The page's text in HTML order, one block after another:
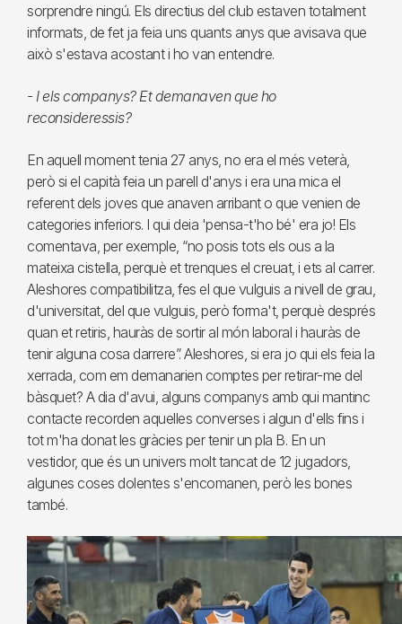
sorprendre ningú. Els directius del club estaven totalment
informats, de fet ja feia uns quants anys que avisava que
això s'estava acostant i ho van entendre.
- I els companys? Et demanaven que ho
reconsideressis?
En aquell moment tenia 27 anys, no era el més veterà,
però si el capità feia un parell d'anys i era una mica el
referent dels joves que anaven arribant o que venien de
categories inferiors. I qui deia 'pensa-t'ho bé' era jo! Els
comentava, per exemple, “no posis tots els ous a la
mateixa cistella, perquè et trenques el creuat, i ets al carrer.
Aleshores compatibilitza, fes el que vulguis a nivell de grau,
d'universitat, del que vulguis, però forma't, perquè després
quan et retiris, hauràs de sortir al món laboral i hauràs de
tenir alguna cosa darrere”. Aleshores, si era jo qui els feia la
xerrada, com em demanarien comptes per retirar-me del
bàsquet? A dia d'avui, alguns companys amb qui mantinc
contacte recorden aquelles converses i algun d'ells fins i
tot m'ha donat les gràcies per tenir un pla B. En un
vestidor, que és un univers molt tancat de 12 jugadors,
algunes coses dolentes s'encomanen, però les bones
també.